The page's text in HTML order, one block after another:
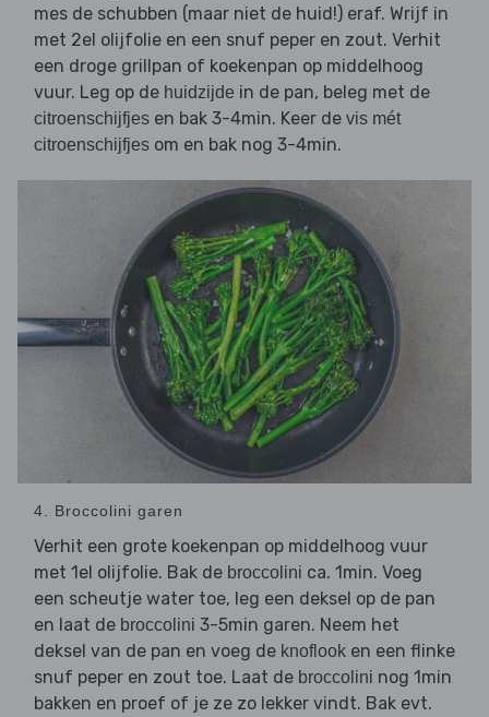
mes de schubben (maar niet de huid!) eraf. Wrijf in
met 2el olijfolie en een snuf peper en zout. Verhit
een droge grillpan of koekenpan op middelhoog
vuur. Leg op de huidzijde in de pan, beleg met de
citroenschijfjes en bak 3-4min. Keer de vis mét
citroenschijfjes om en bak nog 3-4min.
4. Broccolini garen
Verhit een grote koekenpan op middelhoog vuur
met 1el olijfolie. Bak de broccolini ca. 1min. Voeg
een scheutje water toe, leg een deksel op de pan
en laat de broccolini 3-5min garen. Neem het
deksel van de pan en voeg de knoflook en een flinke
snuf peper en zout toe. Laat de broccolini nog 1min
bakken en proef of je ze zo lekker vindt. Bak evt.